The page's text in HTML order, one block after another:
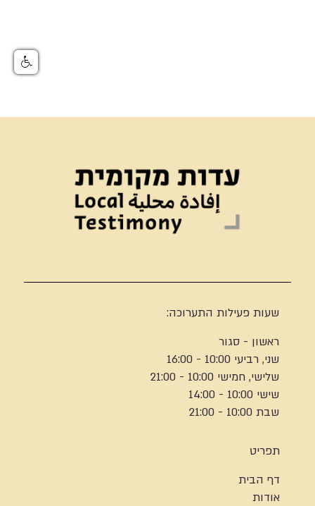
שעות פעילות התערוכה:
ראשון - סגור
שני, רביעי 10:00 - 16:00
שלישי, חמישי 10:00 - 21:00
שישי 10:00 - 14:00
שבת 10:00 - 21:00
תפריט
דף הבית
אודות